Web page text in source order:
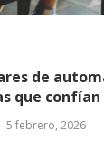
de
que confían
5 febrero, 2026